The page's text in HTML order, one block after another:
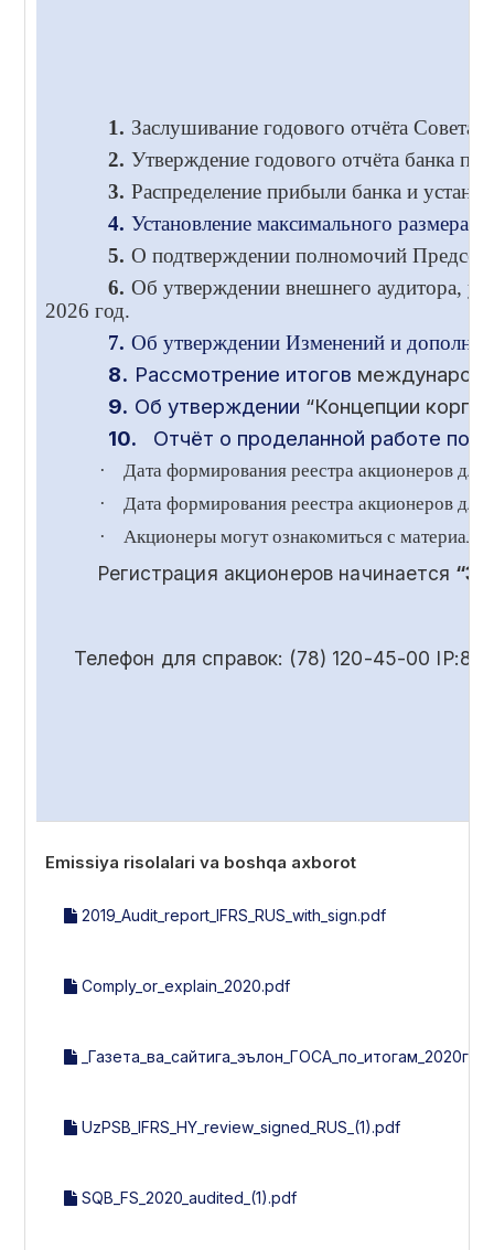
1. Заслушивание годового отчёта
2. Утверждение годового отчёта банка по
3. Распределение прибыли банка и
4. Установление максимального размера
5. О подтверждении полномочий
6. Об утверждении внешнего аудитора,
2026 год.
7. Об утверждении Изменений и
8. Рассмотрение итогов
9. Об утверждении “Концепции
10.
Отчёт о проделанной работе по
·
Дата формирования реестра акционеров
·
Дата формирования реестра акционеров для
·
Акционеры могут ознакомиться с
Регистрация акционеров начинается
Телефон для справок: (78) 120-45-00 IP:85-
Emissiya risolalari va boshqa axborot
2019_Audit_report_IFRS_RUS_with_sign.pdf
Comply_or_explain_2020.pdf
UzPSB_IFRS_HY_review_signed_RUS_(1).pdf
SQB_FS_2020_audited_(1).pdf